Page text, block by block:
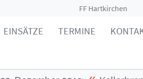
FF Hartkirchen
EINSÄTZE TERMINE